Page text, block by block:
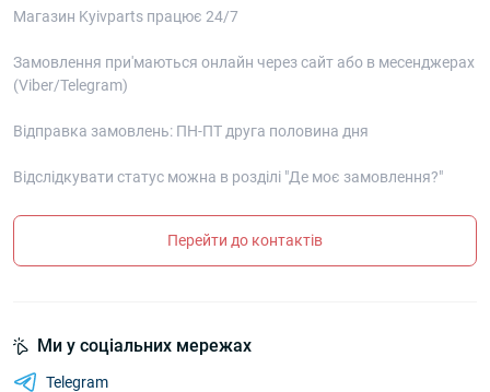
Магазин Kyivparts працює 24/7
Замовлення при'маються онлайн через сайт або в месенджерах
(Viber/Telegram)
Відправка замовлень: ПН-ПТ друга половина дня
Відслідкувати статус можна в розділі "Де моє замовлення?"
Перейти до контактів
Ми у соціальних мережах
Telegram